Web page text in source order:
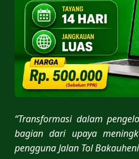
“Transformasi dalam
bagian dari upaya
pengguna Jalan Tol